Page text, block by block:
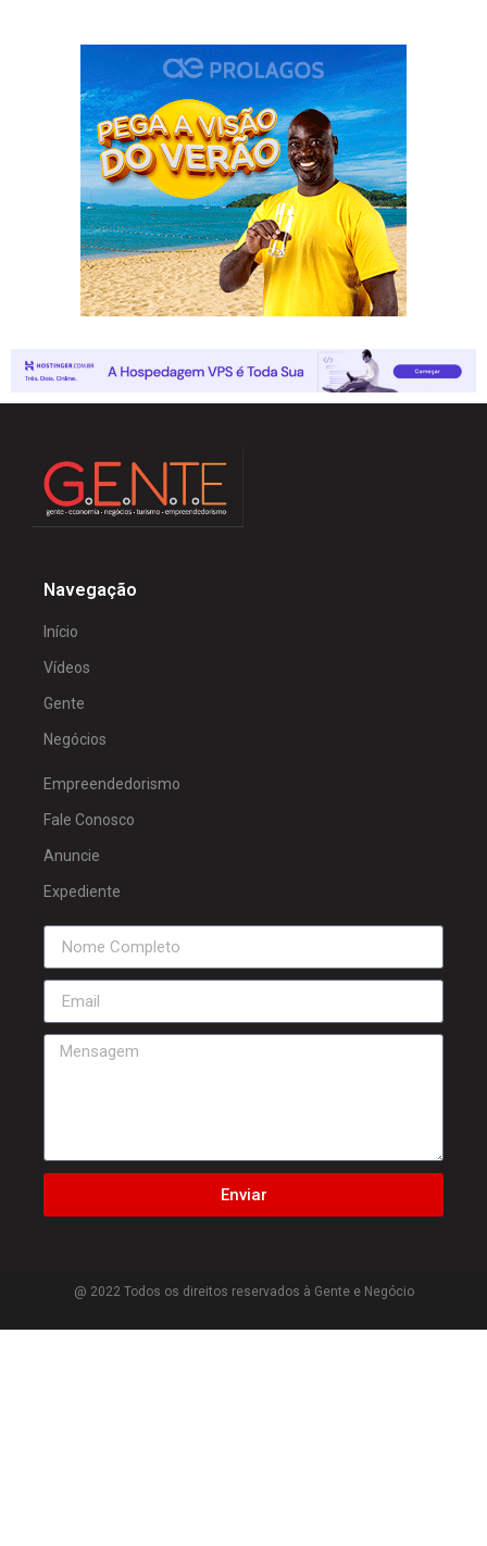
Navegação
Início
Vídeos
Gente
Negócios
Empreendedorismo
Fale Conosco
Anuncie
Expediente
Enviar
@ 2022 Todos os direitos reservados à Gente e Negócio